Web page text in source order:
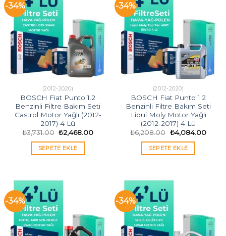
-34%
(2012-2020)
BOSCH Fiat Punto 1.2
Benzinli Filtre Bakım Seti
Castrol Motor Yağlı (2012-
2017) 4 Lü
₺3,731.00 Orijinal
fiyat:
₺3,731.00.
₺2,468.00Şu
SEPETE EKLE
-34%
(2012-2020)
BOSCH Fiat Punto 1.2
Benzinli Filtre Bakım Seti
Liqui Moly Motor Yağlı
(2012-2017) 4 Lü
₺6,208.00 Orijinal
fiyat:
₺6,208.00.
₺4,084.00Şu
SEPETE EKLE
-34% -34%